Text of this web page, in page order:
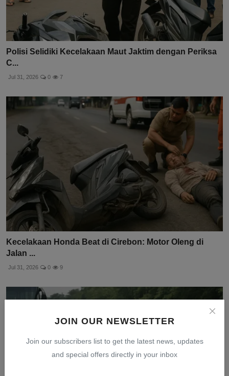
JOIN OUR NEWSLETTER
Join our subscribers list to get the latest news, updates
and special offers directly in your inbox
Polisi Selidiki Kecelakaan Maut Jaktim dengan Periksa
C...
Jul 31, 2026 0 7
Kecelakaan Honda Beat di Cirebon: Motor Oleng di
Jalan ...
Jul 31, 2026 0 9